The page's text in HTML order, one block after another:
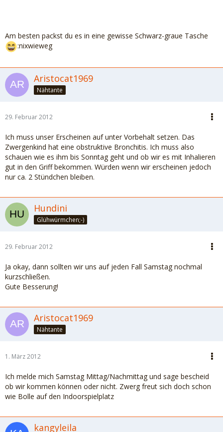
Am besten packst du es in eine gewisse Schwarz-graue Tasche
:nixwieweg
Aristocat1969
Nähtante
29. Februar 2012
Ich muss unser Erscheinen auf unter Vorbehalt setzen. Das
Zwergenkind hat eine obstruktive Bronchitis. Ich muss also
schauen wie es ihm bis Sonntag geht und ob wir es mit Inhalieren
gut in den Griff bekommen. Würden wenn wir erscheinen jedoch
nur ca. 2 Stündchen bleiben.
Hundini
Glühwürmchen;-)
29. Februar 2012
Ja okay, dann sollten wir uns auf jeden Fall Samstag nochmal
kurzschließen.
Gute Besserung!
Aristocat1969
Nähtante
1. März 2012
Ich melde mich Samstag Mittag/Nachmittag und sage bescheid
ob wir kommen können oder nicht. Zwerg freut sich doch schon
wie Bolle auf den Indoorspielplatz
kangyleila